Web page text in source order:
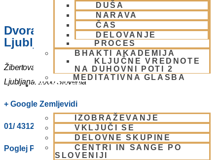
DUŠA
NARAVA
ČAS
DELOVANJE
PROCES
BHAKTI AKADEMIJA
KLJUČNE VREDNOTE
NA DUHOVNI POTI 2
MEDITATIVNA GLASBA
SKUPNOST
IZOBRAŽEVANJE
VKLJUČI SE
DELOVNE SKUPINE
CENTRI IN SANGE PO
SLOVENIJI
Dvorana – Center Hare Krišna v
Ljubljani
Žibertova 27
Ljubljana, 1000 Slovenia
+ Google Zemljevidi
01/ 4312319
Poglej Prizorišče spletno stran